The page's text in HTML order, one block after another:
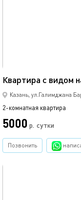
Квартира с видом
Казань, ул.Галимджана
2-комнатная квартира
5000 р. сутки
Позвонить